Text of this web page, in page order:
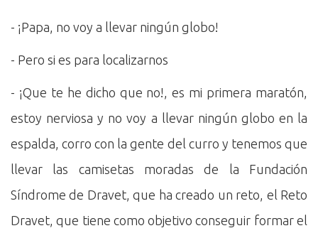
- ¡Papa, no voy a llevar ningún globo!
- Pero si es para localizarnos
- ¡Que te he dicho que no!, es mi primera maratón,
estoy nerviosa y no voy a llevar ningún globo en la
espalda, corro con la gente del curro y tenemos que
llevar las camisetas moradas de la Fundación
Síndrome de Dravet, que ha creado un reto, el Reto
Dravet, que tiene como objetivo conseguir formar el